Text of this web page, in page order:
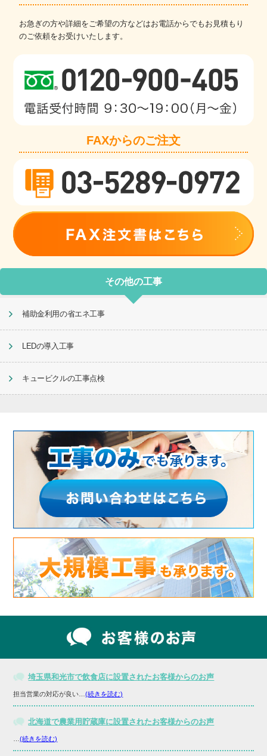
お急ぎの方や詳細をご希望の方などはお電話からでもお見積もり
のご依頼をお受けいたします。
FAXからのご注文
その他の工事
補助金利用の省エネ工事
LEDの導入工事
キュービクルの工事点検
埼玉県和光市で飲食店に設置されたお客様からのお声
担当営業の対応が良い…(続きを読む)
北海道で農業用貯蔵庫に設置されたお客様からのお声
…(続きを読む)